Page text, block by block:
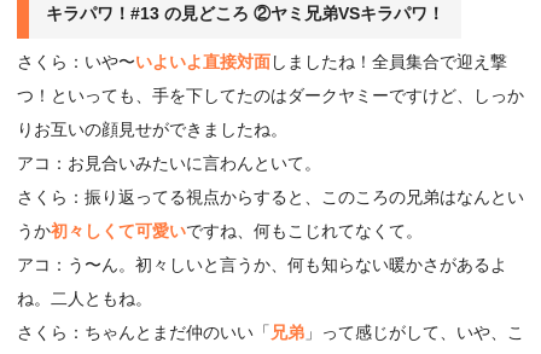
キラパワ！#13 の見どころ ②ヤミ兄弟VSキラパワ！
さくら：いや〜いよいよ直接対面しましたね！全員集合で迎え撃
つ！といっても、手を下してたのはダークヤミーですけど、しっか
りお互いの顔見せができましたね。
アコ：お見合いみたいに言わんといて。
さくら：振り返ってる視点からすると、このころの兄弟はなんとい
うか初々しくて可愛いですね、何もこじれてなくて。
アコ：う〜ん。初々しいと言うか、何も知らない暖かさがあるよ
ね。二人ともね。
さくら：ちゃんとまだ仲のいい「 兄弟 」って感じがして、いや、こ